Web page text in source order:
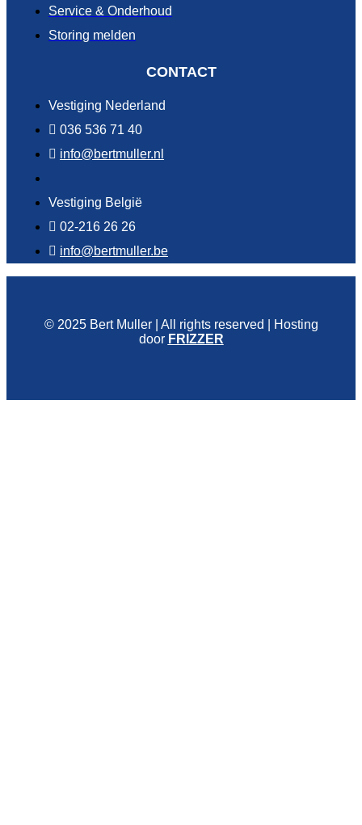
Service & Onderhoud
Storing melden
CONTACT
Vestiging Nederland
036 536 71 40
info@bertmuller.nl
Vestiging België
02-216 26 26
info@bertmuller.be
© 2025 Bert Muller | All rights reserved | Hosting
door FRIZZER